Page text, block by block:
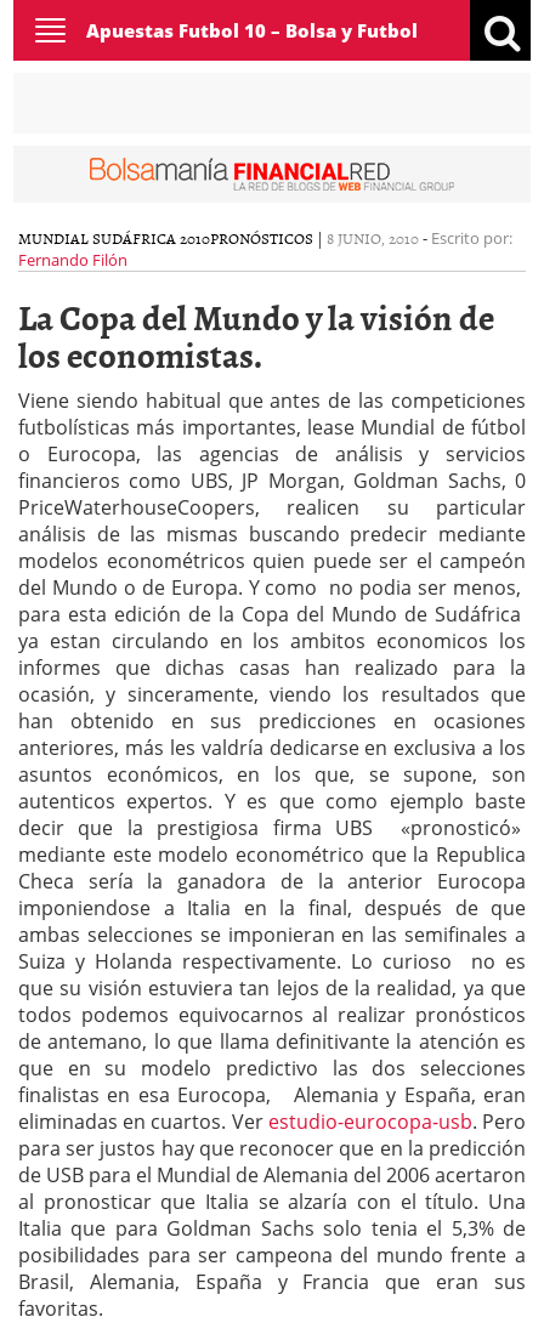
Toggle
navigation
Apuestas Futbol 10 – Bolsa y Futbol
MUNDIAL SUDÁFRICA 2010PRONÓSTICOS | 8 JUNIO, 2010- Escrito por:
Fernando Filón
La Copa del Mundo y la visión de
los economistas.
Viene siendo habitual que antes de las competiciones
futbolísticas más importantes, lease Mundial de fútbol
o Eurocopa, las agencias de análisis y servicios
financieros como UBS, JP Morgan, Goldman Sachs, 0
PriceWaterhouseCoopers, realicen su particular
análisis de las mismas buscando predecir mediante
modelos econométricos quien puede ser el campeón
del Mundo o de Europa. Y como no podia ser menos,
para esta edición de la Copa del Mundo de Sudáfrica
ya estan circulando en los ambitos economicos los
informes que dichas casas han realizado para la
ocasión, y sinceramente, viendo los resultados que
han obtenido en sus predicciones en ocasiones
anteriores, más les valdría dedicarse en exclusiva a los
asuntos económicos, en los que, se supone, son
autenticos expertos. Y es que como ejemplo baste
decir que la prestigiosa firma UBS «pronosticó»
mediante este modelo econométrico que la Republica
Checa sería la ganadora de la anterior Eurocopa
imponiendose a Italia en la final, después de que
ambas selecciones se imponieran en las semifinales a
Suiza y Holanda respectivamente. Lo curioso no es
que su visión estuviera tan lejos de la realidad, ya que
todos podemos equivocarnos al realizar pronósticos
de antemano, lo que llama definitivante la atención es
que en su modelo predictivo las dos selecciones
finalistas en esa Eurocopa, Alemania y España, eran
eliminadas en cuartos. Ver estudio-eurocopa-usb. Pero
para ser justos hay que reconocer que en la predicción
de USB para el Mundial de Alemania del 2006 acertaron
al pronosticar que Italia se alzaría con el título. Una
Italia que para Goldman Sachs solo tenia el 5,3% de
posibilidades para ser campeona del mundo frente a
Brasil, Alemania, España y Francia que eran sus
favoritas.